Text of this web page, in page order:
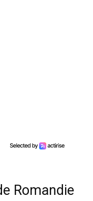
Romandie